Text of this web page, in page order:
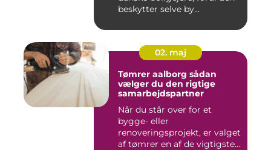
beskytter selve by...
02. maj
Tømrer aalborg sådan
vælger du den rigtige
samarbejdspartner
Når du står over for et
bygge- eller
renoveringsprojekt, er valget
af tømrer en af de vigtigste